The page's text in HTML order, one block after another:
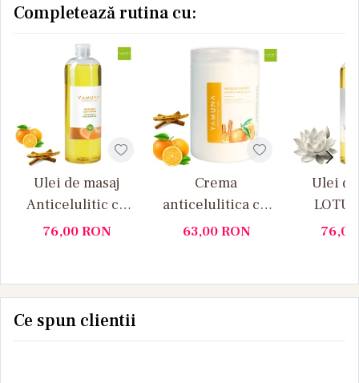
Completează rutina cu:
Ulei de masaj
Anticelulitic cu
Portocale si
76,00RON
Crema
anticelulitica cu
portocale si
63,00RON
Ulei
76,00
Ce spun clientii